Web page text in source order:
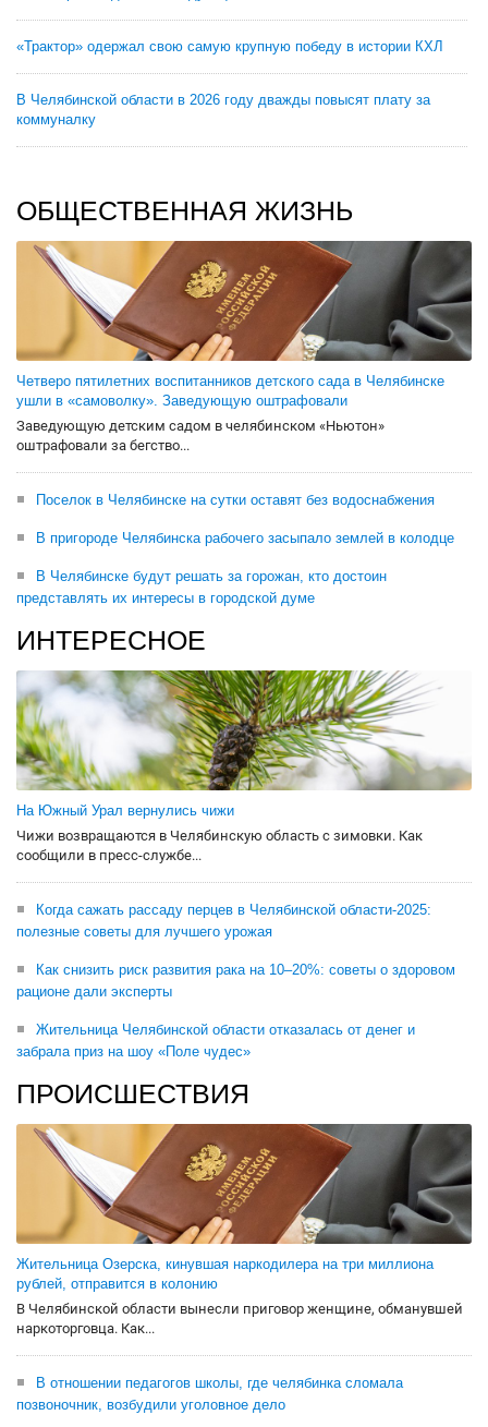
«Трактор» одержал свою самую крупную победу в истории КХЛ
В Челябинской области в 2026 году дважды повысят плату за
коммуналку
ОБЩЕСТВЕННАЯ ЖИЗНЬ
Четверо пятилетних воспитанников детского сада в Челябинске
ушли в «самоволку». Заведующую оштрафовали
Заведующую детским садом в челябинском «Ньютон»
оштрафовали за бегство...
Поселок в Челябинске на сутки оставят без водоснабжения
В пригороде Челябинска рабочего засыпало землей в колодце
В Челябинске будут решать за горожан, кто достоин
представлять их интересы в городской думе
ИНТЕРЕСНОЕ
На Южный Урал вернулись чижи
Чижи возвращаются в Челябинскую область с зимовки. Как
сообщили в пресс-службе...
Когда сажать рассаду перцев в Челябинской области-2025:
полезные советы для лучшего урожая
Как снизить риск развития рака на 10–20%: советы о здоровом
рационе дали эксперты
Жительница Челябинской области отказалась от денег и
забрала приз на шоу «Поле чудес»
ПРОИСШЕСТВИЯ
Жительница Озерска, кинувшая наркодилера на три миллиона
рублей, отправится в колонию
В Челябинской области вынесли приговор женщине, обманувшей
наркоторговца. Как...
В отношении педагогов школы, где челябинка сломала
позвоночник, возбудили уголовное дело